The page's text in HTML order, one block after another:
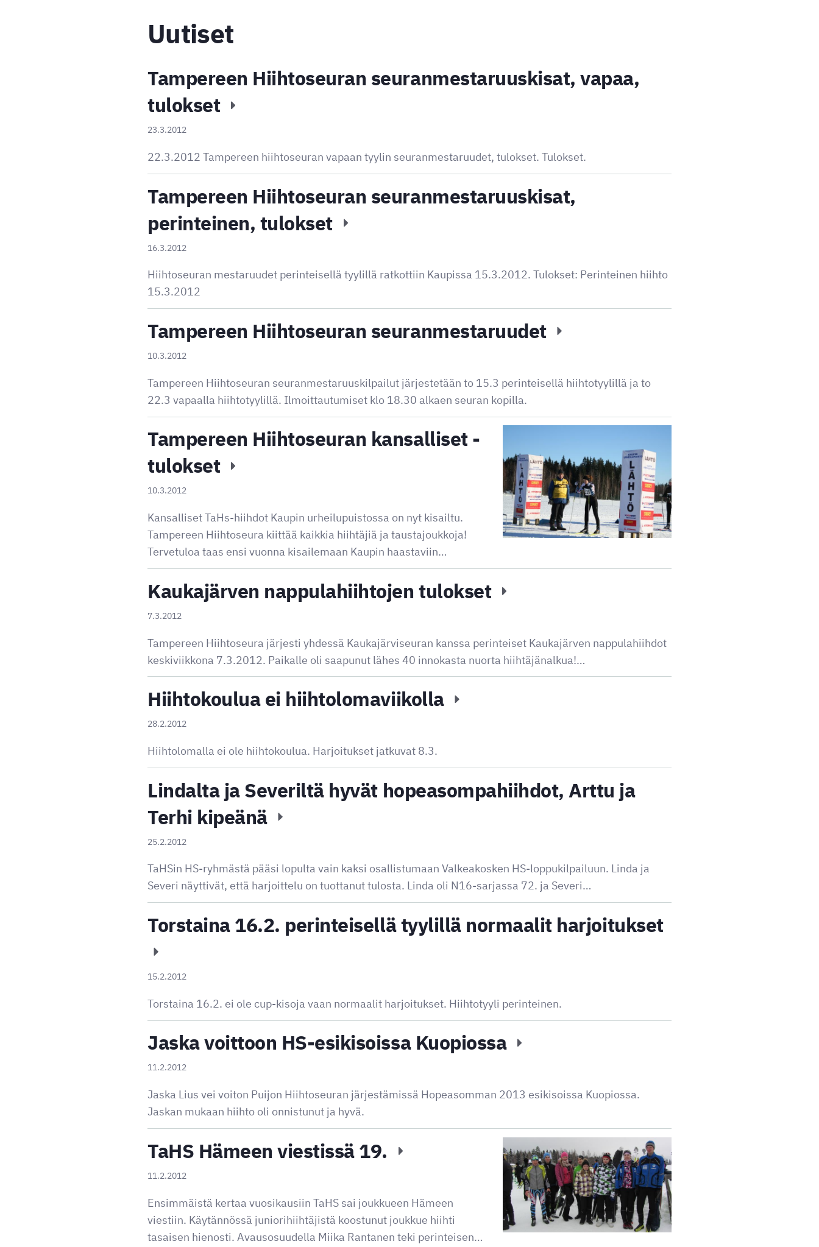
Uutiset
Tampereen Hiihtoseuran seuranmestaruuskisat, vapaa,
tulokset
23.3.2012
22.3.2012 Tampereen hiihtoseuran vapaan tyylin seuranmestaruudet, tulokset. Tulokset.
Tampereen Hiihtoseuran seuranmestaruuskisat,
perinteinen, tulokset
16.3.2012
Hiihtoseuran mestaruudet perinteisellä tyylillä ratkottiin Kaupissa 15.3.2012. Tulokset: Perinteinen hiihto
15.3.2012
Tampereen Hiihtoseuran seuranmestaruudet
10.3.2012
Tampereen Hiihtoseuran seuranmestaruuskilpailut järjestetään to 15.3 perinteisellä hiihtotyylillä ja to
22.3 vapaalla hiihtotyylillä. Ilmoittautumiset klo 18.30 alkaen seuran kopilla.
Tampereen Hiihtoseuran kansalliset -
tulokset
10.3.2012
Kansalliset TaHs-hiihdot Kaupin urheilupuistossa on nyt kisailtu.
Tampereen Hiihtoseura kiittää kaikkia hiihtäjiä ja taustajoukkoja!
Tervetuloa taas ensi vuonna kisailemaan Kaupin haastaviin…
Kaukajärven nappulahiihtojen tulokset
7.3.2012
Tampereen Hiihtoseura järjesti yhdessä Kaukajärviseuran kanssa perinteiset Kaukajärven nappulahiihdot
keskiviikkona 7.3.2012. Paikalle oli saapunut lähes 40 innokasta nuorta hiihtäjänalkua!…
Hiihtokoulua ei hiihtolomaviikolla
28.2.2012
Hiihtolomalla ei ole hiihtokoulua. Harjoitukset jatkuvat 8.3.
Lindalta ja Severiltä hyvät hopeasompahiihdot, Arttu ja
Terhi kipeänä
25.2.2012
TaHSin HS-ryhmästä pääsi lopulta vain kaksi osallistumaan Valkeakosken HS-loppukilpailuun. Linda ja
Severi näyttivät, että harjoittelu on tuottanut tulosta. Linda oli N16-sarjassa 72. ja Severi…
Torstaina 16.2. perinteisellä tyylillä normaalit harjoitukset
15.2.2012
Torstaina 16.2. ei ole cup-kisoja vaan normaalit harjoitukset. Hiihtotyyli perinteinen.
Jaska voittoon HS-esikisoissa Kuopiossa
11.2.2012
Jaska Lius vei voiton Puijon Hiihtoseuran järjestämissä Hopeasomman 2013 esikisoissa Kuopiossa.
Jaskan mukaan hiihto oli onnistunut ja hyvä.
TaHS Hämeen viestissä 19.
11.2.2012
Ensimmäistä kertaa vuosikausiin TaHS sai joukkueen Hämeen
viestiin. Käytännössä juniorihiihtäjistä koostunut joukkue hiihti
tasaisen hienosti. Avausosuudella Miika Rantanen teki perinteisen…